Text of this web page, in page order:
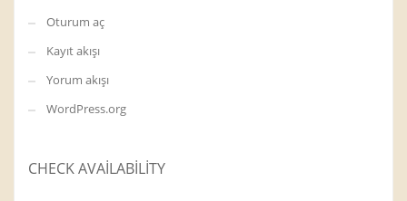
Oturum aç
Kayıt akışı
Yorum akışı
WordPress.org
CHECK AVAILABILITY